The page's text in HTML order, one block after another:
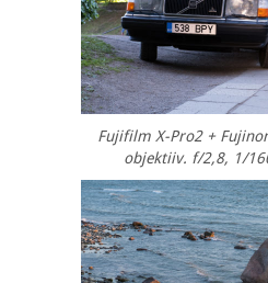
Fujifilm X-Pro2 +
objektiiv. f/2,8, 1/